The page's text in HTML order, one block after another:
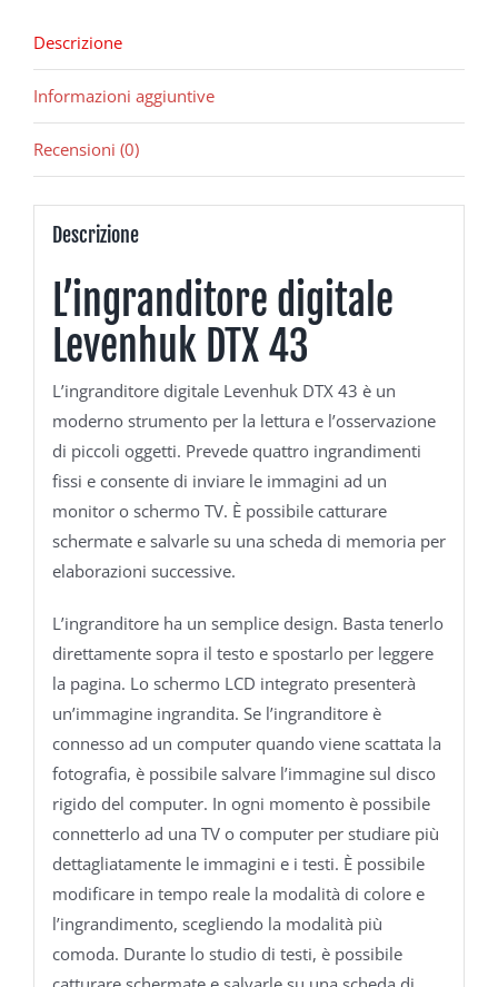
Descrizione
Informazioni aggiuntive
Recensioni (0)
Descrizione
L’ingranditore digitale
Levenhuk DTX 43
L’ingranditore digitale Levenhuk DTX 43 è un
moderno strumento per la lettura e l’osservazione
di piccoli oggetti. Prevede quattro ingrandimenti
fissi e consente di inviare le immagini ad un
monitor o schermo TV. È possibile catturare
schermate e salvarle su una scheda di memoria per
elaborazioni successive.
L’ingranditore ha un semplice design. Basta tenerlo
direttamente sopra il testo e spostarlo per leggere
la pagina. Lo schermo LCD integrato presenterà
un’immagine ingrandita. Se l’ingranditore è
connesso ad un computer quando viene scattata la
fotografia, è possibile salvare l’immagine sul disco
rigido del computer. In ogni momento è possibile
connetterlo ad una TV o computer per studiare più
dettagliatamente le immagini e i testi. È possibile
modificare in tempo reale la modalità di colore e
l’ingrandimento, scegliendo la modalità più
comoda. Durante lo studio di testi, è possibile